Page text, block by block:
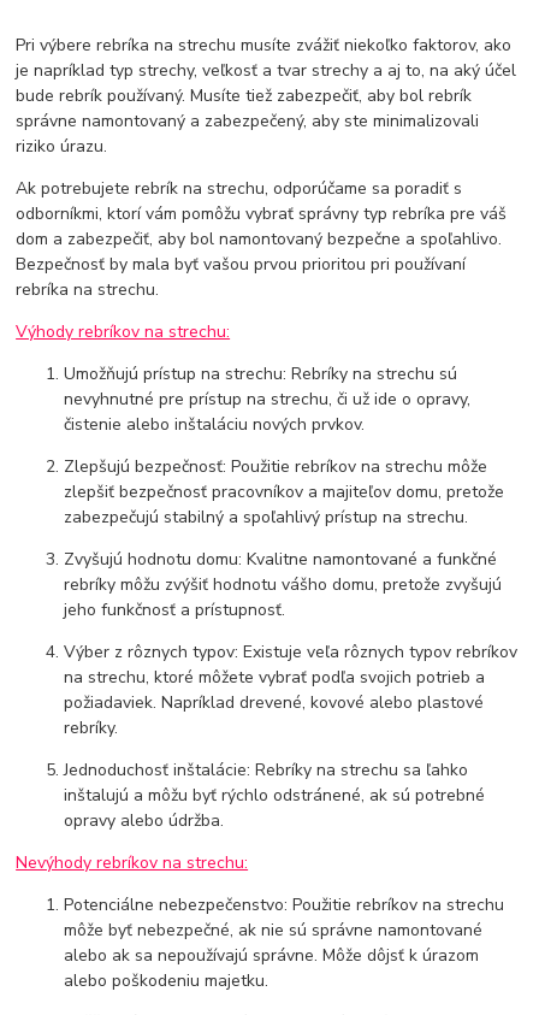
Pri výbere rebríka na strechu musíte zvážiť niekoľko faktorov, ako
je napríklad typ strechy, veľkosť a tvar strechy a aj to, na aký účel
bude rebrík používaný. Musíte tiež zabezpečiť, aby bol rebrík
správne namontovaný a zabezpečený, aby ste minimalizovali
riziko úrazu.
Ak potrebujete rebrík na strechu, odporúčame sa poradiť s
odborníkmi, ktorí vám pomôžu vybrať správny typ rebríka pre váš
dom a zabezpečiť, aby bol namontovaný bezpečne a spoľahlivo.
Bezpečnosť by mala byť vašou prvou prioritou pri používaní
rebríka na strechu.
Výhody rebríkov na strechu:
Umožňujú prístup na strechu: Rebríky na strechu sú
nevyhnutné pre prístup na strechu, či už ide o opravy,
čistenie alebo inštaláciu nových prvkov.
Zlepšujú bezpečnosť: Použitie rebríkov na strechu môže
zlepšiť bezpečnosť pracovníkov a majiteľov domu, pretože
zabezpečujú stabilný a spoľahlivý prístup na strechu.
Zvyšujú hodnotu domu: Kvalitne namontované a funkčné
rebríky môžu zvýšiť hodnotu vášho domu, pretože zvyšujú
jeho funkčnosť a prístupnosť.
Výber z rôznych typov: Existuje veľa rôznych typov rebríkov
na strechu, ktoré môžete vybrať podľa svojich potrieb a
požiadaviek. Napríklad drevené, kovové alebo plastové
rebríky.
Jednoduchosť inštalácie: Rebríky na strechu sa ľahko
inštalujú a môžu byť rýchlo odstránené, ak sú potrebné
opravy alebo údržba.
Nevýhody rebríkov na strechu:
Potenciálne nebezpečenstvo: Použitie rebríkov na strechu
môže byť nebezpečné, ak nie sú správne namontované
alebo ak sa nepoužívajú správne. Môže dôjsť k úrazom
alebo poškodeniu majetku.